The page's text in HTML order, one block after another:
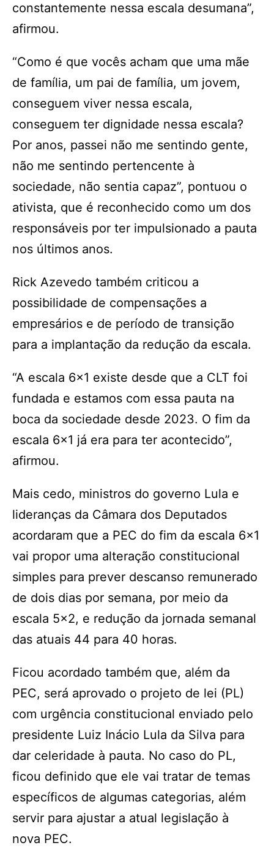
constantemente nessa escala desumana”,
afirmou.
“Como é que vocês acham que uma mãe
de família, um pai de família, um jovem,
conseguem viver nessa escala,
conseguem ter dignidade nessa escala?
Por anos, passei não me sentindo gente,
não me sentindo pertencente à
sociedade, não sentia capaz”, pontuou o
ativista, que é reconhecido como um dos
responsáveis por ter impulsionado a pauta
nos últimos anos.
Rick Azevedo também criticou a
possibilidade de compensações a
empresários e de período de transição
para a implantação da redução da escala.
“A escala 6×1 existe desde que a CLT foi
fundada e estamos com essa pauta na
boca da sociedade desde 2023. O fim da
escala 6×1 já era para ter acontecido”,
afirmou.
Mais cedo, ministros do governo Lula e
lideranças da Câmara dos Deputados
acordaram que a PEC do fim da escala 6×1
vai propor uma alteração constitucional
simples para prever descanso remunerado
de dois dias por semana, por meio da
escala 5×2, e redução da jornada semanal
das atuais 44 para 40 horas.
Ficou acordado também que, além da
PEC, será aprovado o projeto de lei (PL)
com urgência constitucional enviado pelo
presidente Luiz Inácio Lula da Silva para
dar celeridade à pauta. No caso do PL,
ficou definido que ele vai tratar de temas
específicos de algumas categorias, além
servir para ajustar a atual legislação à
nova PEC.